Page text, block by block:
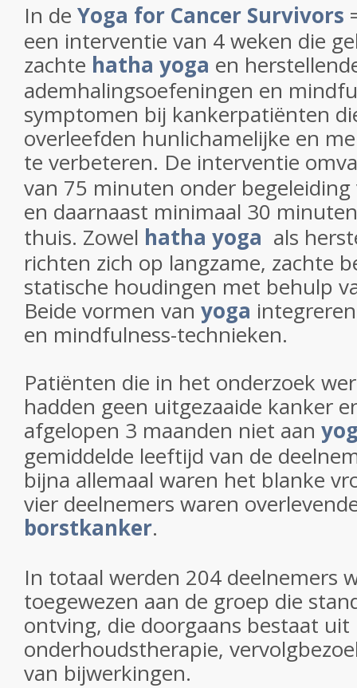
In de Yoga for Cancer Survivors
een interventie van 4 weken die
zachte hatha yoga en
ademhalingsoefeningen en
symptomen bij kankerpatiënten
overleefden hunlichamelijke en
te verbeteren. De interventie
van 75 minuten onder
en daarnaast minimaal 30
thuis. Zowel hatha yoga als
richten zich op langzame, zachte
statische houdingen met behulp
Beide vormen van yoga
en mindfulness-technieken.
Patiënten die in het onderzoek
hadden geen uitgezaaide kanker
afgelopen 3 maanden niet aan
gemiddelde leeftijd van de
bijna allemaal waren het blanke
vier deelnemers waren
borstkanker.
In totaal werden 204 deelnemers
toegewezen aan de groep die
ontving, die doorgaans bestaat uit
onderhoudstherapie,
van bijwerkingen.